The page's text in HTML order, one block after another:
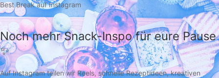
Best Break auf Instagram
Noch mehr Snack-Inspo für eure Pause
✨
Auf Instagram teilen wir Reels, schnelle Rezeptideen, kreativen